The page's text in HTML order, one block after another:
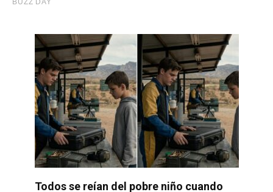
Todos se reían del pobre niño cuando